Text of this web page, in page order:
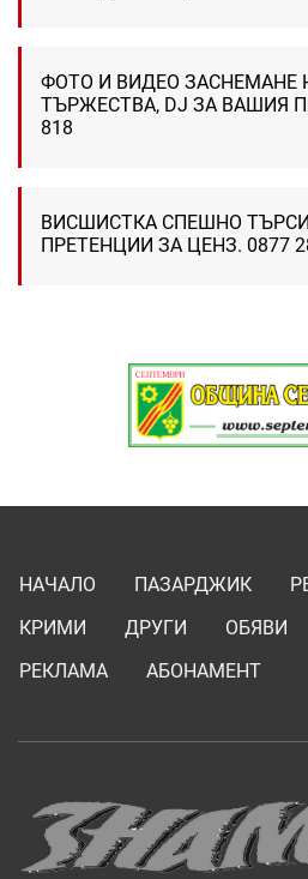
ФОТО И ВИДЕО ЗАСНЕМАНЕ
ТЪРЖЕСТВА, DJ ЗА ВАШИЯ
818
ВИСШИСТКА СПЕШНО ТЪРСИ
ПРЕТЕНЦИИ ЗА ЦЕНЗ. 0877
НАЧАЛО ПАЗАРДЖИК
КРИМИ
ДРУГИ ОБЯВИ
РЕКЛАМА
АБОНАМЕНТ